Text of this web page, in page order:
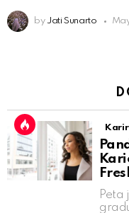
by Jati Sunarto
Karir
Peta